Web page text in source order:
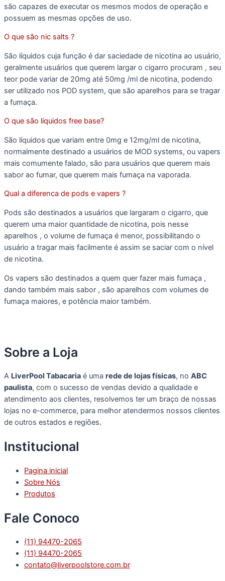
são capazes de executar os mesmos modos de operação e
possuem as mesmas opções de uso.
O que são nic salts ?
São líquidos cuja função é dar saciedade de nicotina ao usuário,
geralmente usuários que querem largar o cigarro procuram , seu
teor pode variar de 20mg até 50mg /ml de nicotina, podendo
ser utilizado nos POD system, que são aparelhos para se tragar
a fumaça.
O que são líquidos free base?
São líquidos que variam entre 0mg e 12mg/ml de nicotina,
normalmente destinado a usuários de MOD systems, ou vapers
mais comumente falado, são para usuários que querem mais
sabor ao fumar, que querem mais fumaça na vaporada.
Qual a diferenca de pods e vapers ?
Pods são destinados a usuários que largaram o cigarro, que
querem uma maior quantidade de nicotina, pois nesse
aparelhos , o volume de fumaça é menor, possibilitando o
usuário a tragar mais facilmente é assim se saciar com o nível
de nicotina.
Os vapers são destinados a quem quer fazer mais fumaça ,
dando também mais sabor , são aparelhos com volumes de
fumaça maiores, e potência maior também.
Sobre a Loja
A LiverPool Tabacaria é uma rede de lojas físicas, no ABC
paulista, com o sucesso de vendas devido a qualidade e
atendimento aos clientes, resolvemos ter um braço de nossas
lojas no e-commerce, para melhor atendermos nossos clientes
de outros estados e regiões.
Institucional
Pagina inicial
Sobre Nós
Produtos
Fale Conoco
(11) 94470-2065
(11) 94470-2065
contato@liverpoolstore.com.br